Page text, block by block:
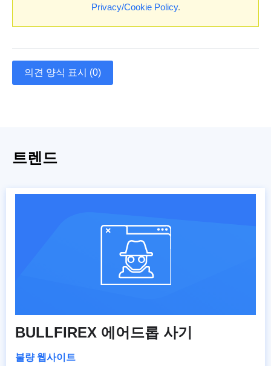
Privacy/Cookie Policy.
의견 양식 표시 (0)
트렌드
BULLFIREX 에어드롭 사기
불량 웹사이트